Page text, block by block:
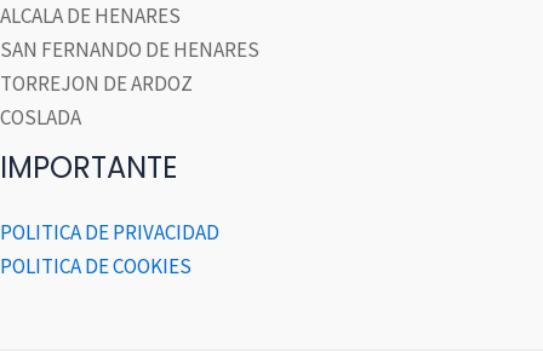
ALCALA DE HENARES
SAN FERNANDO DE HENARES
TORREJON DE ARDOZ
COSLADA
IMPORTANTE
POLITICA DE PRIVACIDAD
POLITICA DE COOKIES